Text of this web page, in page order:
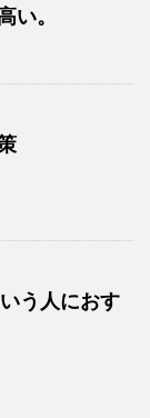
い。
う人におす